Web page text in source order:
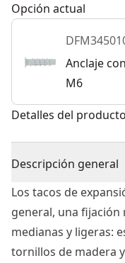
Opción actual
Anclaje
M6
Detalles del producto
Descripción general
Los tacos de
general, una fijación
medianas y ligeras:
tornillos de madera